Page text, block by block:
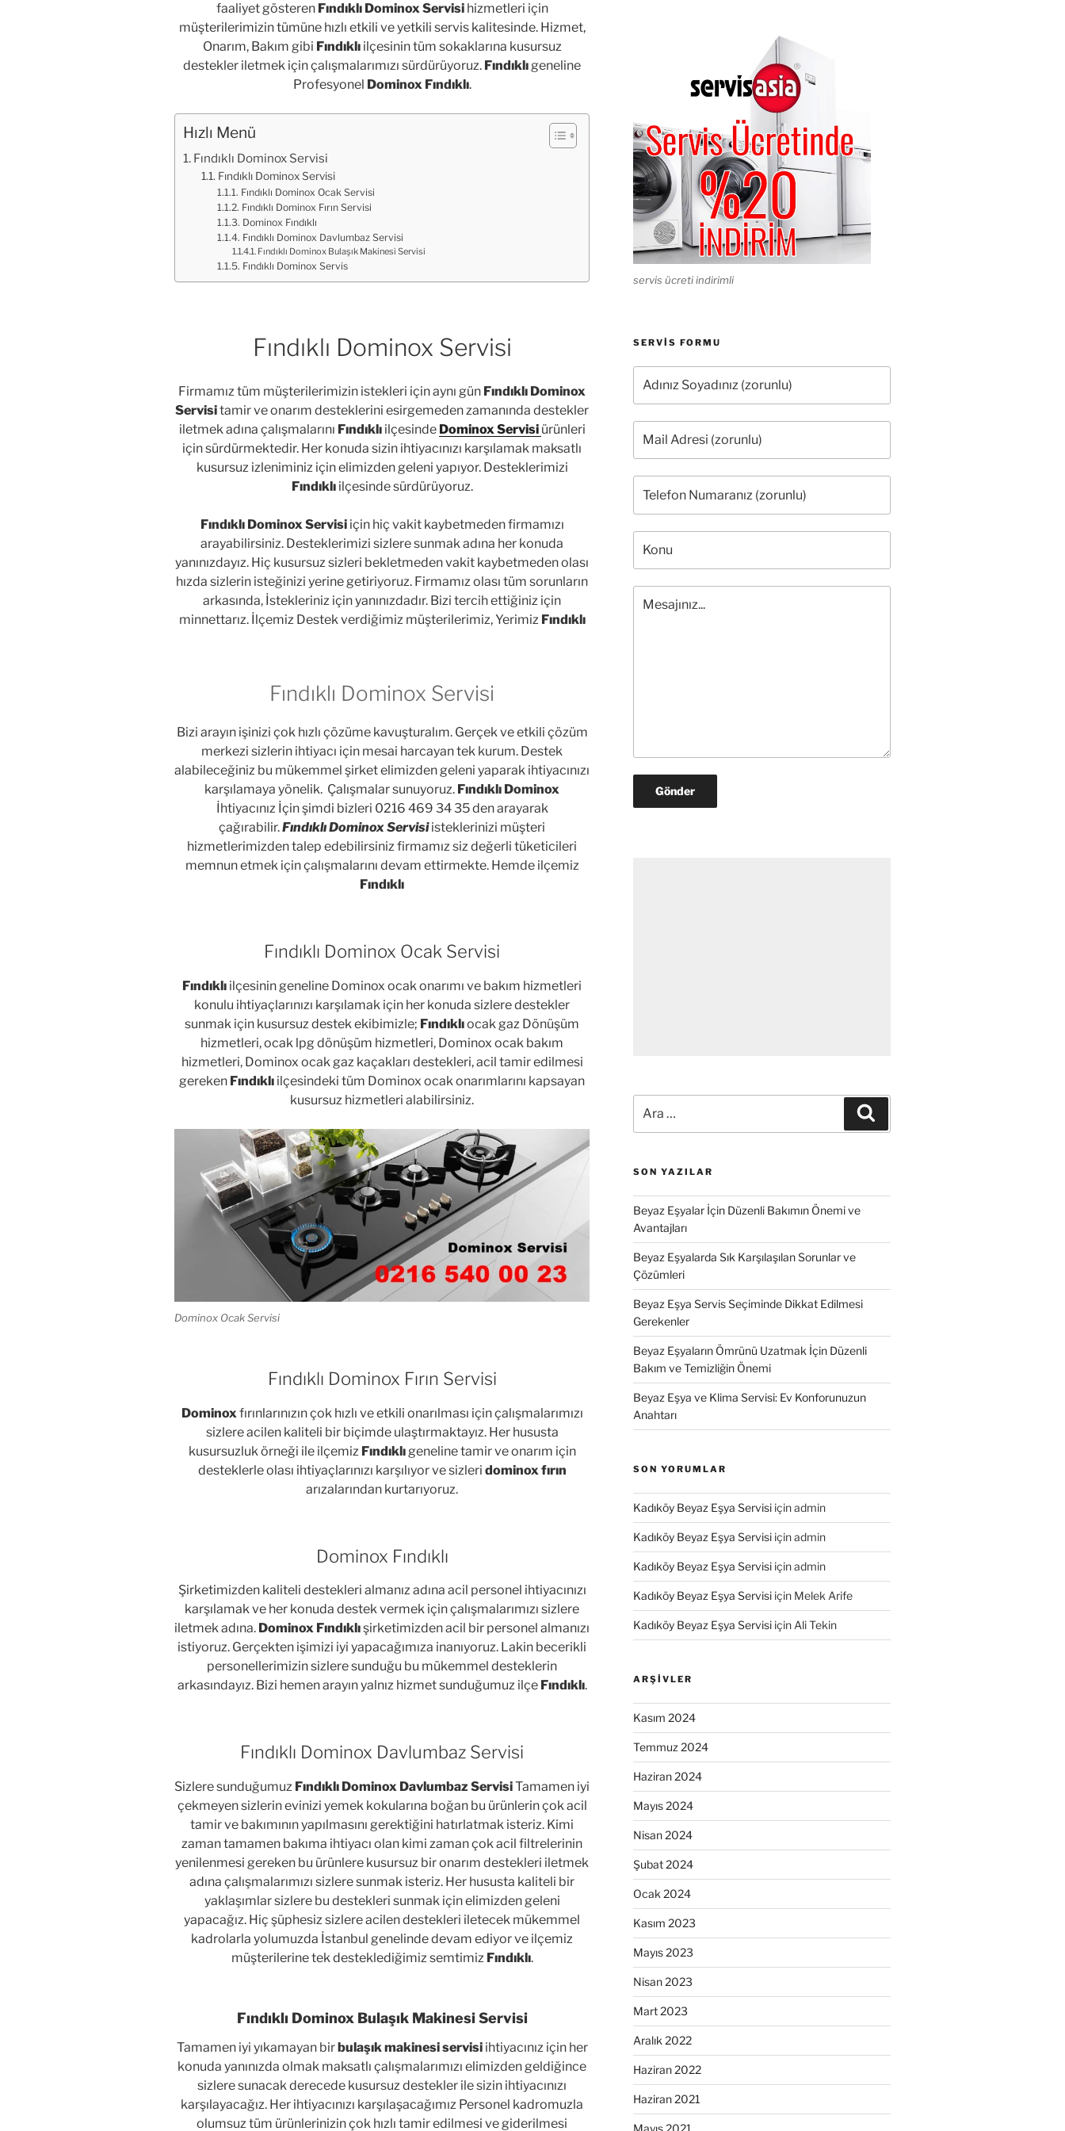
faaliyet gösteren Fındıklı Dominox Servisihizmetleri için
müşterilerimizin tümüne hızlı etkili ve yetkili servis kalitesinde. Hizmet,
Onarım, Bakım gibi Fındıklıilçesinin tüm sokaklarına kusursuz
destekler iletmek için çalışmalarımızı sürdürüyoruz. Fındıklıgeneline
Profesyonel Dominox Fındıklı.
Hızlı Menü
Fındıklı Dominox Servisi
Fındıklı Dominox Servisi
Fındıklı Dominox Ocak Servisi
Fındıklı Dominox Fırın Servisi
Dominox Fındıklı
Fındıklı Dominox Davlumbaz Servisi
Fındıklı Dominox Bulaşık Makinesi Servisi
Fındıklı Dominox Servis
Fındıklı Dominox Servisi
Firmamız tüm müşterilerimizin istekleri için aynı gün Fındıklı Dominox
Servisitamir ve onarım desteklerini esirgemeden zamanında destekler
iletmek adına çalışmalarını Fındıklıilçesinde Dominox Servisi ürünleri
için sürdürmektedir. Her konuda sizin ihtiyacınızı karşılamak maksatlı
kusursuz izleniminiz için elimizden geleni yapıyor. Desteklerimizi
Fındıklıilçesinde sürdürüyoruz.
Fındıklı Dominox Servisiiçin hiç vakit kaybetmeden firmamızı
arayabilirsiniz. Desteklerimizi sizlere sunmak adına her konuda
yanınızdayız. Hiç kusursuz sizleri bekletmeden vakit kaybetmeden olası
hızda sizlerin isteğinizi yerine getiriyoruz. Firmamız olası tüm sorunların
arkasında, İstekleriniz için yanınızdadır. Bizi tercih ettiğiniz için
minnettarız. İlçemiz Destek verdiğimiz müşterilerimiz, Yerimiz Fındıklı
Fındıklı Dominox Servisi
Bizi arayın işinizi çok hızlı çözüme kavuşturalım. Gerçek ve etkili çözüm
merkezi sizlerin ihtiyacı için mesai harcayan tek kurum. Destek
alabileceğiniz bu mükemmel şirket elimizden geleni yaparak ihtiyacınızı
karşılamaya yönelik. Çalışmalar sunuyoruz. Fındıklı Dominox
İhtiyacınız İçin şimdi bizleri 0216 469 34 35 den arayarak
çağırabilir.Fındıklı Dominox Servisiisteklerinizi müşteri
hizmetlerimizden talep edebilirsiniz firmamız siz değerli tüketicileri
memnun etmek için çalışmalarını devam ettirmekte. Hemde ilçemiz
Fındıklı
Fındıklı Dominox Ocak Servisi
Fındıklı ilçesinin geneline Dominox ocak onarımı ve bakım hizmetleri
konulu ihtiyaçlarınızı karşılamak için her konuda sizlere destekler
sunmak için kusursuz destek ekibimizle; Fındıklıocak gaz Dönüşüm
hizmetleri, ocak lpg dönüşüm hizmetleri, Dominox ocak bakım
hizmetleri, Dominox ocak gaz kaçakları destekleri, acil tamir edilmesi
gereken Fındıklı ilçesindeki tüm Dominox ocak onarımlarını kapsayan
kusursuz hizmetleri alabilirsiniz.
Dominox Ocak Servisi
Fındıklı Dominox Fırın Servisi
Dominox fırınlarınızın çok hızlı ve etkili onarılması için çalışmalarımızı
sizlere acilen kaliteli bir biçimde ulaştırmaktayız. Her hususta
kusursuzluk örneği ile ilçemiz Fındıklıgeneline tamir ve onarım için
desteklerle olası ihtiyaçlarınızı karşılıyor ve sizleri dominox fırın
arızalarından kurtarıyoruz.
Dominox Fındıklı
Şirketimizden kaliteli destekleri almanız adına acil personel ihtiyacınızı
karşılamak ve her konuda destek vermek için çalışmalarımızı sizlere
iletmek adına. Dominox Fındıklışirketimizden acil bir personel almanızı
istiyoruz. Gerçekten işimizi iyi yapacağımıza inanıyoruz. Lakin becerikli
personellerimizin sizlere sunduğu bu mükemmel desteklerin
arkasındayız. Bizi hemen arayın yalnız hizmet sunduğumuz ilçe Fındıklı.
Fındıklı Dominox Davlumbaz Servisi
Sizlere sunduğumuz Fındıklı Dominox Davlumbaz ServisiTamamen iyi
çekmeyen sizlerin evinizi yemek kokularına boğan bu ürünlerin çok acil
tamir ve bakımının yapılmasını gerektiğini hatırlatmak isteriz. Kimi
zaman tamamen bakıma ihtiyacı olan kimi zaman çok acil filtrelerinin
yenilenmesi gereken bu ürünlere kusursuz bir onarım destekleri iletmek
adına çalışmalarımızı sizlere sunmak isteriz. Her hususta kaliteli bir
yaklaşımlar sizlere bu destekleri sunmak için elimizden geleni
yapacağız. Hiç şüphesiz sizlere acilen destekleri iletecek mükemmel
kadrolarla yolumuzda İstanbul genelinde devam ediyor ve ilçemiz
müşterilerine tek desteklediğimiz semtimiz Fındıklı.
Fındıklı Dominox Bulaşık Makinesi Servisi
Tamamen iyi yıkamayan bir bulaşık makinesi servisiihtiyacınız için her
konuda yanınızda olmak maksatlı çalışmalarımızı elimizden geldiğince
sizlere sunacak derecede kusursuz destekler ile sizin ihtiyacınızı
karşılayacağız. Her ihtiyacınızı karşılaşacağımız Personel kadromuzla
olumsuz tüm ürünlerinizin çok hızlı tamir edilmesi ve giderilmesi
servis ücreti indirimli
SERVIS FORMU
SON YAZILAR
Beyaz Eşyalar İçin Düzenli Bakımın Önemi ve
Avantajları
Beyaz Eşyalarda Sık Karşılaşılan Sorunlar ve
Çözümleri
Beyaz Eşya Servis Seçiminde Dikkat Edilmesi
Gerekenler
Beyaz Eşyaların Ömrünü Uzatmak İçin Düzenli
Bakım ve Temizliğin Önemi
Beyaz Eşya ve Klima Servisi: Ev Konforunuzun
Anahtarı
SON YORUMLAR
Kadıköy Beyaz Eşya Servisiiçinadmin
Kadıköy Beyaz Eşya Servisiiçinadmin
Kadıköy Beyaz Eşya Servisiiçinadmin
Kadıköy Beyaz Eşya Servisiiçin Melek Arife
Kadıköy Beyaz Eşya Servisiiçin Ali Tekin
ARŞIVLER
Kasım 2024
Temmuz 2024
Haziran 2024
Mayıs 2024
Nisan 2024
Şubat 2024
Ocak 2024
Kasım 2023
Mayıs 2023
Nisan 2023
Mart 2023
Aralık 2022
Haziran 2022
Haziran 2021
Mayıs 2021